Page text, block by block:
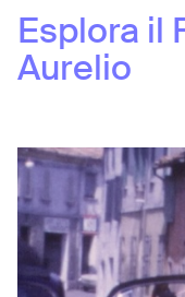
Esplora il
Aurelio